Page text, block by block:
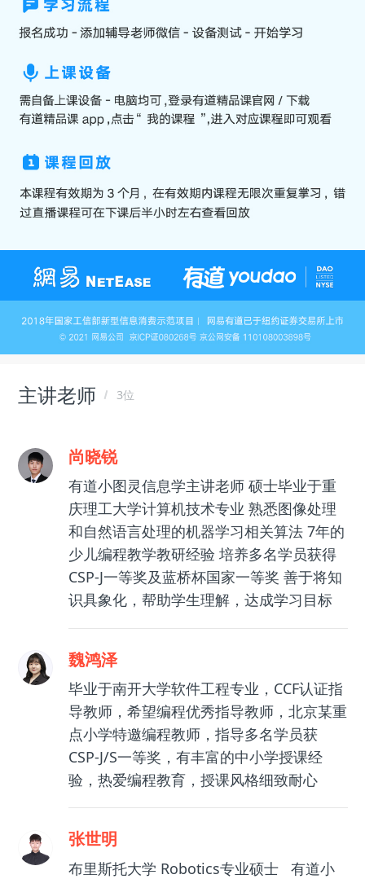
主讲老师 3位
尚晓锐
有道小图灵信息学主讲老师 硕士毕业于重
庆理工大学计算机技术专业 熟悉图像处理
和自然语言处理的机器学习相关算法 7年的
少儿编程教学教研经验 培养多名学员获得
CSP-J一等奖及蓝桥杯国家一等奖 善于将知
识具象化，帮助学生理解，达成学习目标
魏鸿泽
毕业于南开大学软件工程专业，CCF认证指
导教师，希望编程优秀指导教师，北京某重
点小学特邀编程教师，指导多名学员获
CSP-J/S一等奖，有丰富的中小学授课经
验，热爱编程教育，授课风格细致耐心
张世明
布里斯托大学 Robotics专业硕士 有道小